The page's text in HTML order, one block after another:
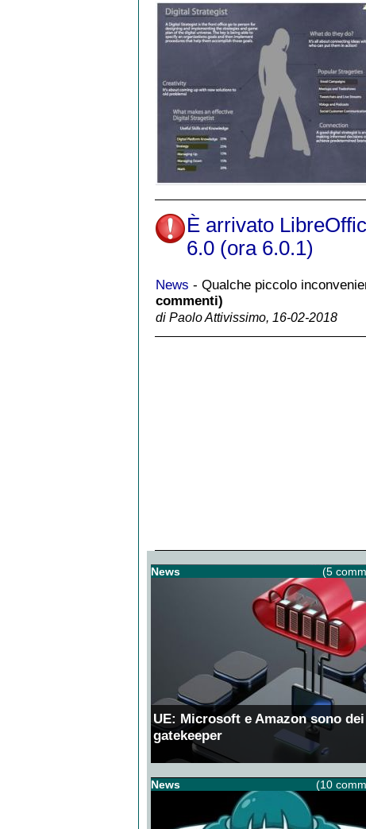
È arrivato
6.0 (ora 6.0.1)
News - Qualche piccolo
commenti)
di Paolo Attivissimo, 16-02-2018
News (5
UE: Microsoft e Amazon sono dei
gatekeeper
News (10